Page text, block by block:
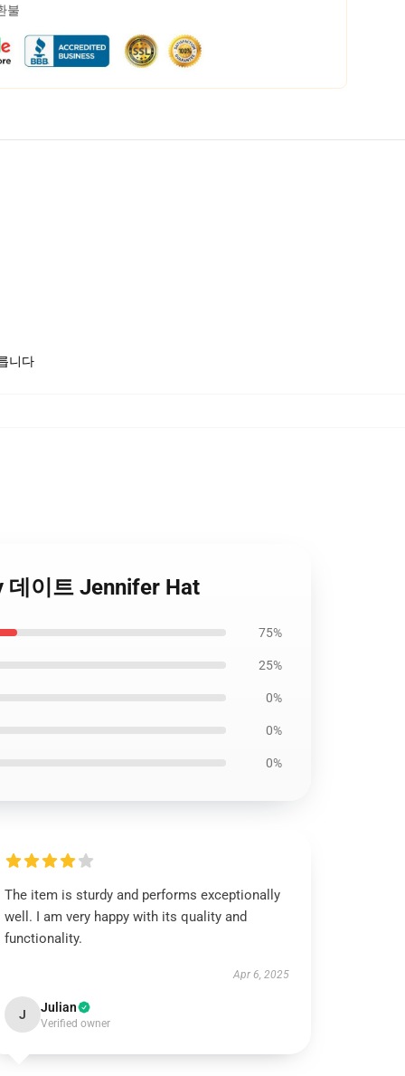
불
니다
데이트 Jennifer Hat
75%
25%
0%
0%
0%
The item is sturdy and performs exceptionally
well. I am very happy with its quality and
functionality.
Apr 6, 2025
J Julian
Verified owner